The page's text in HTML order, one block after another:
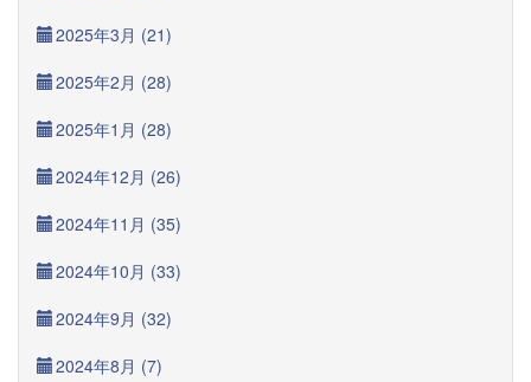
2025年3月 (21)
2025年2月 (28)
2025年1月 (28)
2024年12月 (26)
2024年11月 (35)
2024年10月 (33)
2024年9月 (32)
2024年8月 (7)